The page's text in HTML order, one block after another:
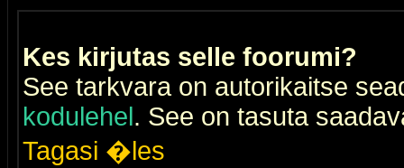
Kes kirjutas selle foorumi?
See tarkvara on autorikaitse
kodulehel. See on tasuta
Tagasi �les